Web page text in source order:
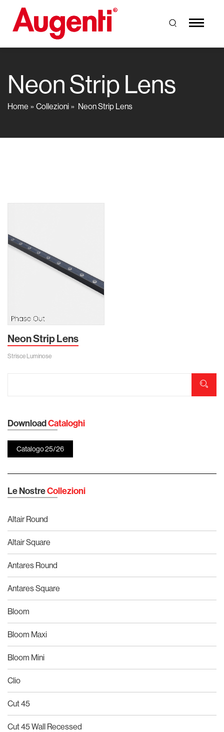
Neon Strip Lens
Home Collezioni Neon Strip Lens
Neon Strip Lens
Strisce Luminose
DownloadCataloghi
Catalogo 25/26
Le NostreCollezioni
Altair Round
Altair Square
Antares Round
Antares Square
Bloom
Bloom Maxi
Bloom Mini
Clio
Cut 45
Cut 45 Wall Recessed